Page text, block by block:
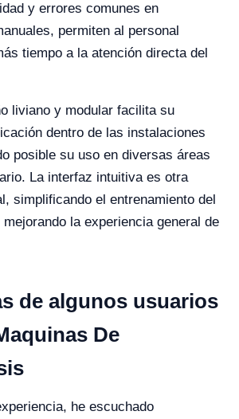
y errores comunes en
permiten al personal
tiempo a la atención directa del
liviano y modular facilita su
dentro de las instalaciones
posible su uso en diversas áreas
La interfaz intuitiva es otra
simplificando el entrenamiento del
la experiencia general de
de algunos usuarios
De
he escuchado